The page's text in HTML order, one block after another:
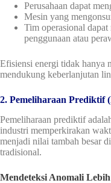
Perusahaan dapat
Mesin yang
Tim operasional
penggunaan atau
Efisiensi energi tidak hanya
mendukung keberlanjutan
2. Pemeliharaan Prediktif
Pemeliharaan prediktif
industri memperkirakan
menjadi nilai tambah besar
tradisional.
Mendeteksi Anomali